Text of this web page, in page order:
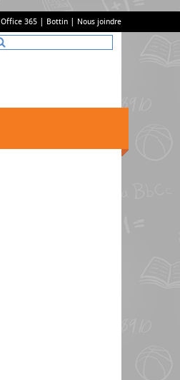
Office 365 Bottin Nous joindre